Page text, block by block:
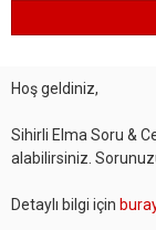
Hoş geldiniz,
Sihirli Elma Soru &
alabilirsiniz.
Detaylı bilgi için